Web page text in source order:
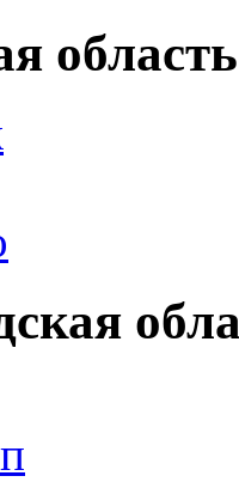
область